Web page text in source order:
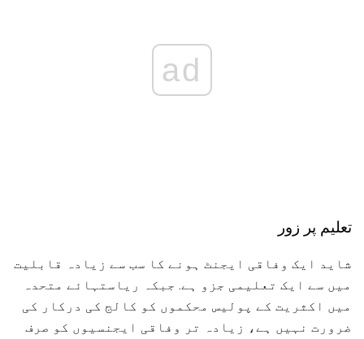
ad
تعلیم پر زور
شاید ایک وفاقی ایجنٹ ہونے کا سب سے زیادہ قابلیت
میں سے ایک تعلیمی جزو ہے. جبکہ ریاستہائے متحدہ
میں اکثریت کے پولیس محکموں کو کالج کی درکار کی
ضرورت نہیں ہے، زیادہ تر وفاقی ایجنسیوں کو صرف